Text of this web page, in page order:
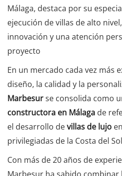
Málaga, destaca por su
ejecución de villas de alto
innovación y una atención
proyecto
En un mercado cada vez más
diseño, la calidad y la
Marbesurse consolida como
constructora en Málaga de
el desarrollo devillas de lujo
privilegiadas de la Costa del
Con más de 20 años de